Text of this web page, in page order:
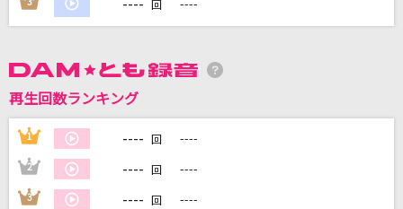
カラオケ最新情報をチェック！
3 ---- 回 ----
再生回数ランキング
1 ---- 回 ----
2 ---- 回 ----
3 ---- 回 ----